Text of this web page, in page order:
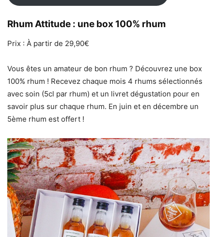
Rhum Attitude : une box 100% rhum
Prix : À partir de 29,90€
Vous êtes un amateur de bon rhum ? Découvrez une box
100% rhum ! Recevez chaque mois 4 rhums sélectionnés
avec soin (5cl par rhum) et un livret dégustation pour en
savoir plus sur chaque rhum. En juin et en décembre un
5ème rhum est offert !